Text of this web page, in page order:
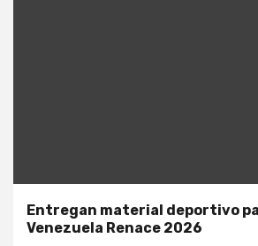
Entregan material deportivo
Venezuela Renace 2026